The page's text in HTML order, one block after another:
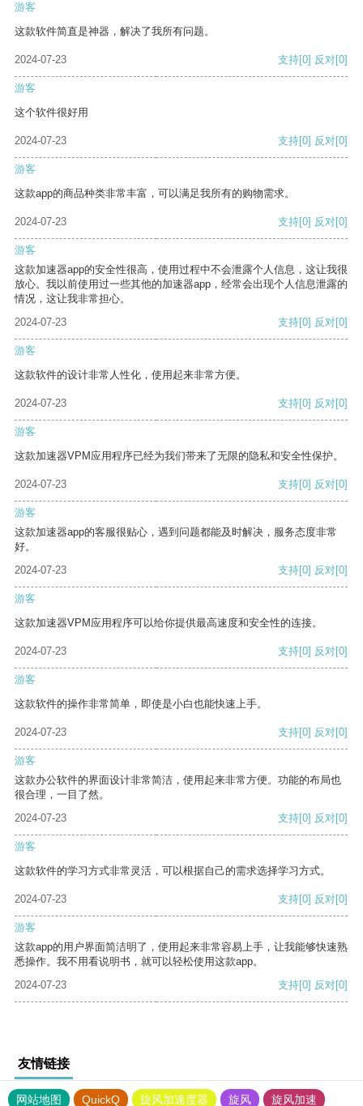
游客
这款软件简直是神器，解决了我所有问题。
2024-07-23 支持[0] 反对[0]
游客
这个软件很好用
2024-07-23 支持[0] 反对[0]
游客
这款app的商品种类非常丰富，可以满足我所有的购物需求。
2024-07-23 支持[0] 反对[0]
游客
这款加速器app的安全性很高，使用过程中不会泄露个人信息，这让我很
放心。我以前使用过一些其他的加速器app，经常会出现个人信息泄露的
情况，这让我非常担心。
2024-07-23
支持[0] 反对[0]
游客
这款软件的设计非常人性化，使用起来非常方便。
2024-07-23 支持[0] 反对[0]
游客
这款加速器VPM应用程序已经为我们带来了无限的隐私和安全性保护。
2024-07-23 支持[0] 反对[0]
游客
这款加速器app的客服很贴心，遇到问题都能及时解决，服务态度非常
好。
2024-07-23
支持[0] 反对[0]
游客
这款加速器VPM应用程序可以给你提供最高速度和安全性的连接。
2024-07-23 支持[0] 反对[0]
游客
这款软件的操作非常简单，即使是小白也能快速上手。
2024-07-23 支持[0] 反对[0]
游客
这款办公软件的界面设计非常简洁，使用起来非常方便。功能的布局也
很合理，一目了然。
2024-07-23
支持[0] 反对[0]
游客
这款软件的学习方式非常灵活，可以根据自己的需求选择学习方式。
2024-07-23 支持[0] 反对[0]
游客
这款app的用户界面简洁明了，使用起来非常容易上手，让我能够快速熟
悉操作。我不用看说明书，就可以轻松使用这款app。
2024-07-23
支持[0] 反对[0]
友情链接
网站地图 QuickQ 旋风加速度器 旋风 旋风加速